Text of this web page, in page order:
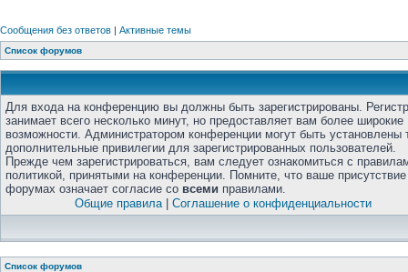
Сообщения без ответов | Активные темы
Список форумов
Для входа на конференцию вы должны быть зарегистрированы.
занимает всего несколько минут, но предоставляет вам более широкие
возможности. Администратором конференции могут быть установлены
дополнительные привилегии для зарегистрированных пользователей.
Прежде чем зарегистрироваться, вам следует ознакомиться с
политикой, принятыми на конференции. Помните, что ваше
форумах означает согласие со всеми правилами.
Общие правила| Соглашение о конфиденциальности
Список форумов